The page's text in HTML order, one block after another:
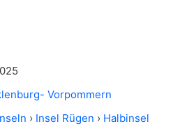
Vorpommern
› Insel Rügen › Halbinsel